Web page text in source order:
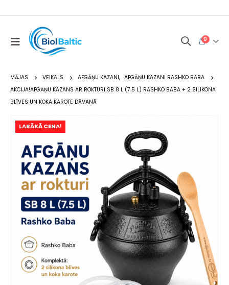
0
MĀJAS VEIKALS AFGĀŅU KAZANI, AFGĀŅU KAZANI RASHKO BABA
AKCIJA!AFGĀŅU KAZANS AR ROKTURI SB 8 L (7.5 L) RASHKO BABA + 2 SILIKONA
BLĪVES UN KOKA KAROTE DĀVANĀ
LABĀKĀ CENA!